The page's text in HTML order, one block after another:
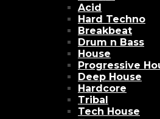
Acid
Hard Techno
Breakbeat
Drum n Bass
House
Progressive
Deep House
Hardcore
Tribal
Tech House